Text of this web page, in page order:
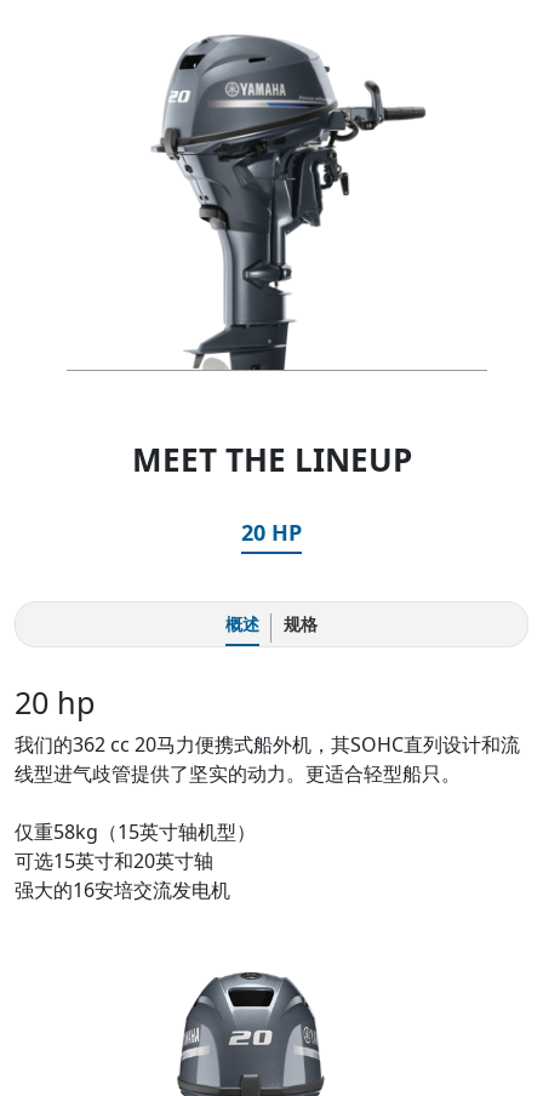
MEET THE LINEUP
20 HP
概述 规格
20 hp
我们的362 cc 20马力便携式船外机，其SOHC直列设计和流
线型进气歧管提供了坚实的动力。更适合轻型船只。
仅重58kg（15英寸轴机型）
可选15英寸和20英寸轴
强大的16安培交流发电机